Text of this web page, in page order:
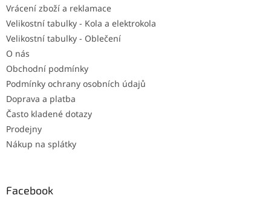
Vrácení zboží a reklamace
Velikostní tabulky - Kola a elektrokola
Velikostní tabulky - Oblečení
O nás
Obchodní podmínky
Podmínky ochrany osobních údajů
Doprava a platba
Často kladené dotazy
Prodejny
Nákup na splátky
Facebook